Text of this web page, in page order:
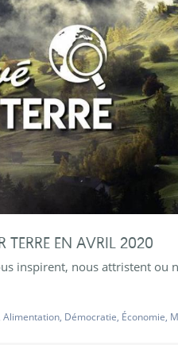
TERRE EN AVRIL 2020
inspirent, nous attristent ou
Alimentation, Démocratie, Économie,